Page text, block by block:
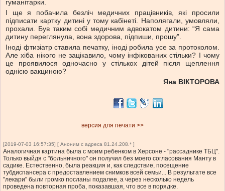
гуманітарки.
І ще я побачила безліч медичних працівників, які просили
підписати картку дитині у тому кабінеті. Наполягали, умовляли,
прохали. Був таким собі медичним адвокатом дитини: “Я сама
дитину переглянула, вона здорова, підпиши, прошу”.
Іноді фтизіатр ставила печатку, іноді робила усе за протоколом.
Але хіба нікого не зацікавило, чому інфікованих стільки? І чому
це проявилося одночасно у стількох дітей після щеплення
однією вакциною?
Яна ВІКТОРОВА
версия для печати >>
[2019-07-03 16:57:35] [ Аноним с адреса 81.24.208.* ]
Аналогичная картина была с моим ребенком в Херсоне - "рассаднике ТБЦ".
Только выйдя с "больничного" он получил без моего согласования Манту в
садике. Естественно, была реакция и, как следствие, посещение
тубдиспансера с предоставлением снимков всей семьи... В результате все
"лекари" были громко посланы подалее, а через несколько недель
проведена повторная проба, показавшая, что все в порядке.